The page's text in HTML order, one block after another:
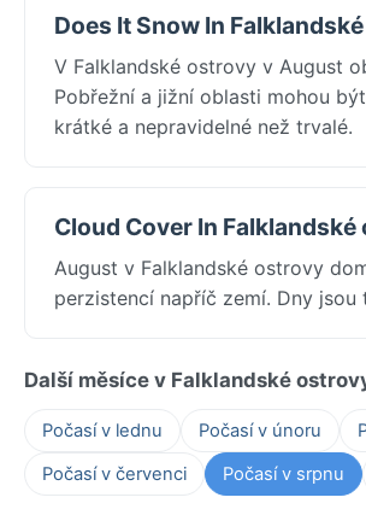
Does It Snow In
V Falklandské ostrovy v August
Pobřežní a jižní oblasti mohou
krátké a nepravidelné než trvalé.
Cloud Cover In
August v Falklandské ostrovy
perzistencí napříč zemí. Dny
Další měsíce v Falklandské
Počasí v lednu Počasí v únoru
Počasí v červenci
Počasí v srpnu